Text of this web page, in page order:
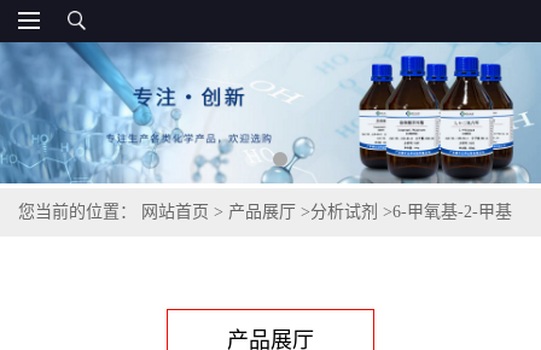
您当前的位置： 网站首页 > 产品展厅 >分析试剂 >6-甲氧基-2-甲基
产品展厅